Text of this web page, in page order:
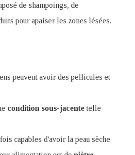
de shampoings, de
pour apaiser les zones lésées.
peuvent avoir des pellicules et
condition sous-jacentetelle
capables d'avoir la peau sèche